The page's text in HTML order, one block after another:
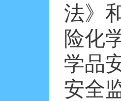
法》
险化
学品
安全